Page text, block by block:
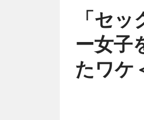
「セ
ー女子
たワケ